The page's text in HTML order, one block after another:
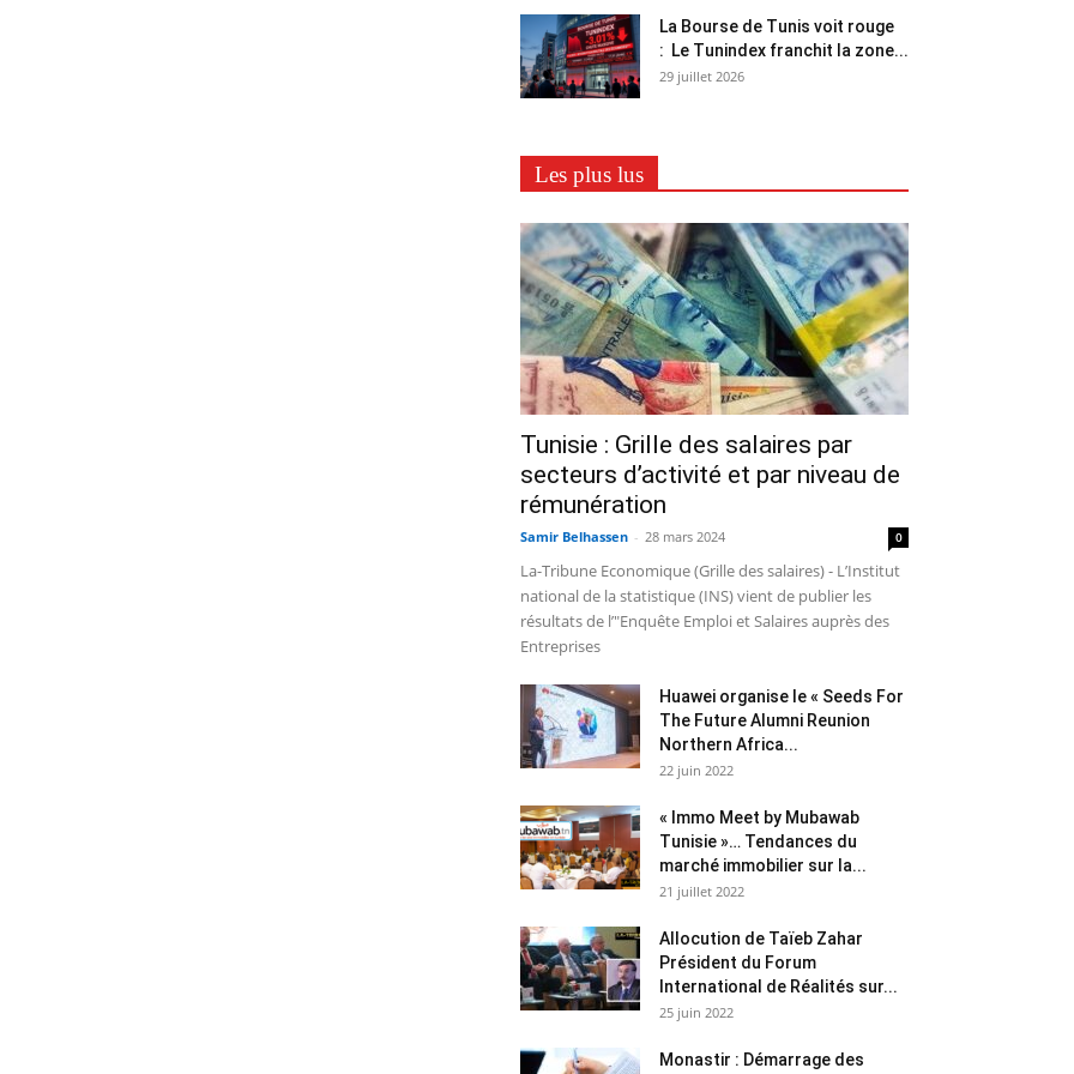
La Bourse de Tunis voit rouge
: Le Tunindex franchit la zone...
29 juillet 2026
Les plus lus
Tunisie : Grille des salaires par
secteurs d’activité et par niveau de
rémunération
Samir Belhassen - 28 mars 2024 0
La-Tribune Economique (Grille des salaires) - L’Institut
national de la statistique (INS) vient de publier les
résultats de l’"Enquête Emploi et Salaires auprès des
Entreprises
Huawei organise le « Seeds For
The Future Alumni Reunion
Northern Africa...
22 juin 2022
« Immo Meet by Mubawab
Tunisie »… Tendances du
marché immobilier sur la...
21 juillet 2022
Allocution de Taïeb Zahar
Président du Forum
International de Réalités sur...
25 juin 2022
Monastir : Démarrage des